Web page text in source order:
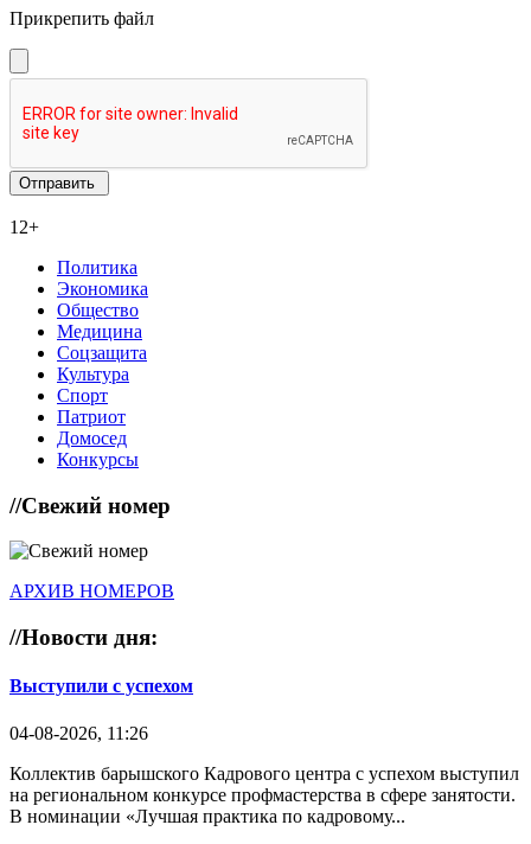
Прикрепить файл
12+
Политика
Экономика
Общество
Медицина
Соцзащита
Культура
Спорт
Патриот
Домосед
Конкурсы
//Свежий номер
АРХИВ НОМЕРОВ
//Новости дня:
Выступили с успехом
04-08-2026, 11:26
Коллектив барышского Кадрового центра с успехом выступил
на региональном конкурсе профмастерства в сфере занятости.
В номинации «Лучшая практика по кадровому...